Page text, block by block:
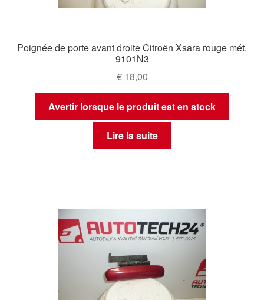
Poignée de porte avant droite Citroën Xsara rouge mét.
9101N3
€18,00
Avertir lorsque le produit est en stock
Lire la suite